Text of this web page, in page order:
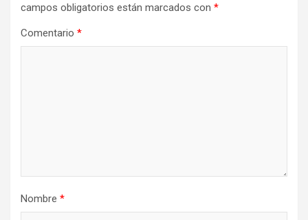
campos obligatorios están marcados con *
Comentario *
Nombre *